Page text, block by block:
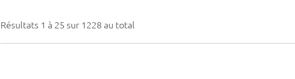
Résultats 1 à 25 sur 1228 au total